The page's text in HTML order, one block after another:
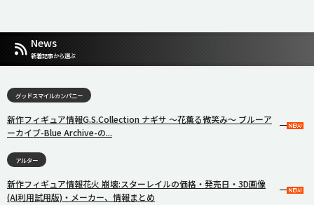
News
新着記事から選ぶ
グッドスマイルカンパニー
新作フィギュア情報G.S.Collection ナギサ 〜花薫る微笑み〜 ブルーア
ーカイブ-Blue Archive-の...
アルター
新作フィギュア情報花火 崩壊:スターレイルの価格・発売日・3D画像
(AI利用試用版)・メーカー、情報まとめ